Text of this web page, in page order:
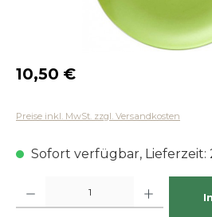
Regulärer Preis:
10,50 €
Preise inkl. MwSt. zzgl. Versandkosten
Sofort verfügbar, Lieferzeit: